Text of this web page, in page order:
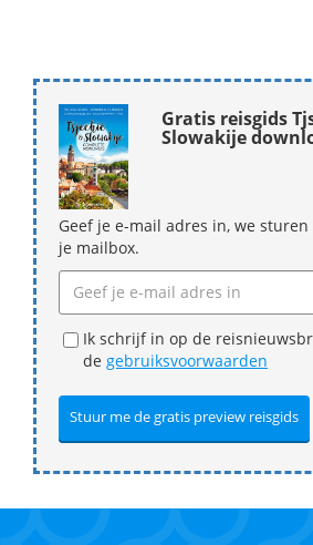
Gratis reisgids
Slowakije
Geef je e-mail adres in, we
je mailbox.
Ik schrijf in op de
de gebruiksvoorwaarden